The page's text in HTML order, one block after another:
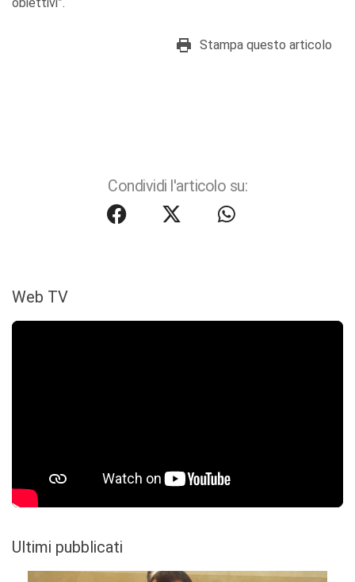
Stampa questo articolo
Condividi l'articolo su:
Web TV
Ultimi pubblicati